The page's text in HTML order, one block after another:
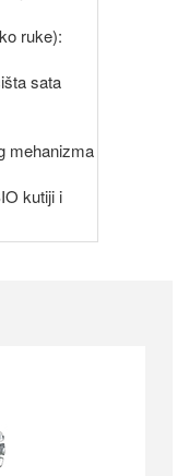
ruke):
sata
mehanizma
kutiji i